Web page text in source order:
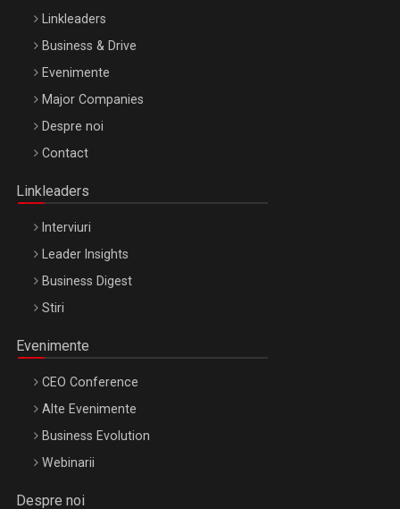
Be Inspired. Make it Happen!, ARTEMIS LETO, ORADEA, 8
Octombrie
Linkleaders
Business & Drive
Evenimente
Major Companies
Despre noi
Contact
Linkleaders
Interviuri
Leader Insights
Business Digest
Stiri
Evenimente
CEO Conference
Alte Evenimente
Business Evolution
Webinarii
Despre noi